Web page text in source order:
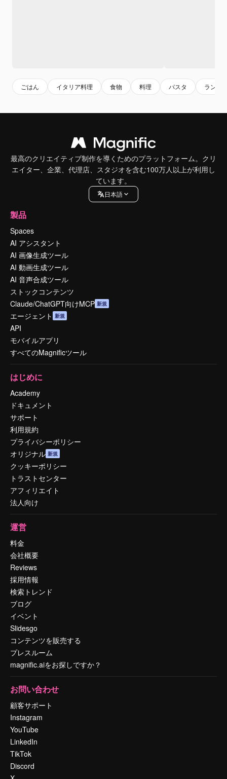
ごはん イタリア料理 食物 料理 パスタ ランチ
最高のクリエイティブ制作を導くためのプラットフォーム。クリ
エイター、企業、代理店、スタジオを含む100万人以上が利用し
ています。
日本語
製品
Spaces
AI アシスタント
AI 画像生成ツール
AI 動画生成ツール
AI 音声合成ツール
ストックコンテンツ
Claude/ChatGPT向けMCP 新規
エージェント 新規
API
モバイルアプリ
すべてのMagnificツール
はじめに
Academy
ドキュメント
サポート
利用規約
プライバシーポリシー
オリジナル 新規
クッキーポリシー
トラストセンター
アフィリエイト
法人向け
運営
料金
会社概要
Reviews
採用情報
検索トレンド
ブログ
イベント
Slidesgo
コンテンツを販売する
プレスルーム
magnific.aiをお探しですか？
お問い合わせ
顧客サポート
Instagram
YouTube
LinkedIn
TikTok
Discord